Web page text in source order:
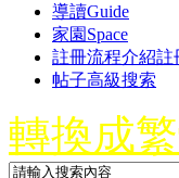
導讀Guide
家園 Space
註冊流程介紹註
帖子高級搜索
轉換成